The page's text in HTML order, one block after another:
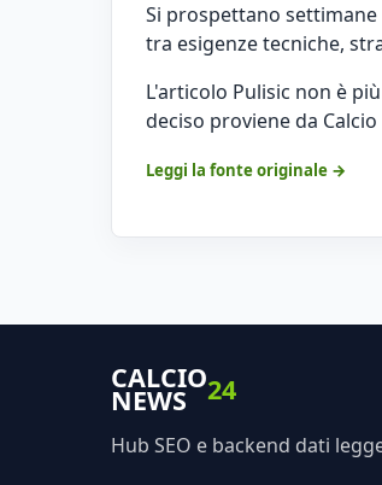
Si prospettano
tra esigenze tecniche,
L'articolo Pulisic non è
deciso proviene da
Leggi la fonte originale →
CALCIO
NEWS 24
Hub SEO e backend dati